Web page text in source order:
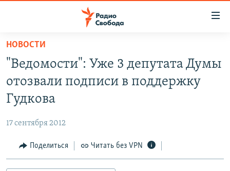
упрощенного
доступа
основному
Вернутся
ПРОГРАММЫ
ПОДКАСТЫ
АВТОРСКИЕ ПРОЕКТЫ
МНЕНИЯ
КУЛЬТУРА
НОВОСТИ
"Ведомости": Уже 3 депутата Думы
отозвали подписи в поддержку
Гудкова
17 сентября 2012
Поделиться Читать без VPN